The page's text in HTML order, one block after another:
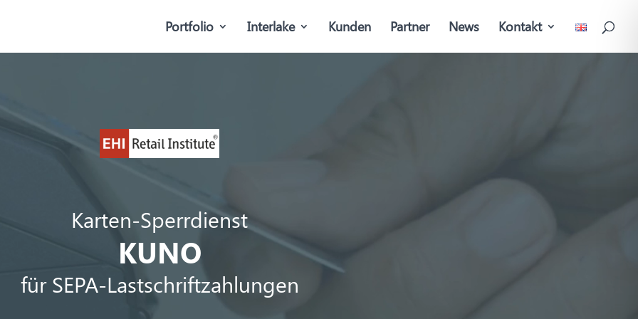
Portfolio Interlake Kunden Partner News Kontakt
Karten-Sperrdienst
KUNO
für SEPA-Lastschriftzahlungen